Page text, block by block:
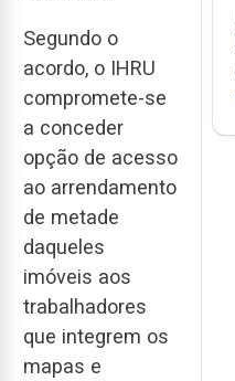
Segundo o
acordo, o IHRU
compromete-se
a conceder
opção de acesso
ao arrendamento
de metade
daqueles
imóveis aos
trabalhadores
que integrem os
mapas e